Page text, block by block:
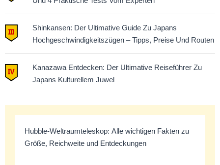
Shinkansen: Der Ultimative Guide Zu Japans
Hochgeschwindigkeitszügen – Tipps, Preise Und Routen
Kanazawa Entdecken: Der Ultimative Reiseführer Zu
Japans Kulturellem Juwel
Hubble-Weltraumteleskop: Alle wichtigen Fakten zu
Größe, Reichweite und Entdeckungen